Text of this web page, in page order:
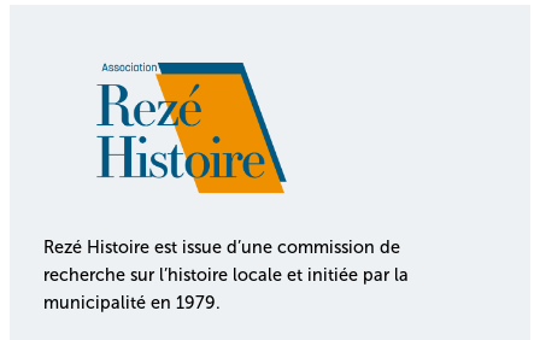
Rezé Histoire est issue d’une commission de
recherche sur l’histoire locale et initiée par la
municipalité en 1979.